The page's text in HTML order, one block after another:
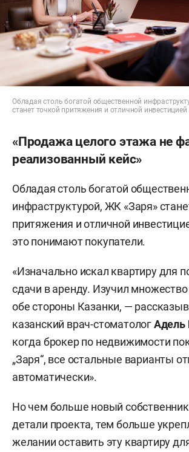
Обладая столь богатой общественной
станет точкой притяжения и отличной инвестицией
«Продажа целого этажа не
реализованный кейс»
Обладая столь богатой
инфраструктурой, ЖК «Заря»
притяжения и отличной
это понимают покупатели.
«Изначально искал квартиру для
сдачи в аренду. Изучил
обе стороны Казанки, —
казанский врач-стоматологАдель
когда брокер по недвижимости
„Заря“, все остальные варианты
автоматически».
Но чем больше новый
детали проекта, тем больше
желании оставить эту квартиру